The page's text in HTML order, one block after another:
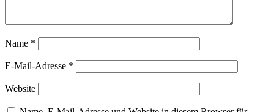
Name *
E-Mail-Adresse *
Website